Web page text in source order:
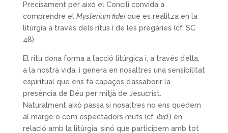
Precisament per això el Concili convida a
comprendre el Mysterium fideique es realitza en la
litúrgia a través dels ritus i de les pregàries (cf. SC
48).
El ritu dona forma a l’acció litúrgica i, a través d’ella,
a la nostra vida, i genera en nosaltres una sensibilitat
espiritual que ens fa capaços d’assaborir la
presència de Déu per mitjà de Jesucrist.
Naturalment això passa si nosaltres no ens quedem
al marge o com espectadors muts (cf. ibid.) en
relació amb la litúrgia, sinó que participem amb tot